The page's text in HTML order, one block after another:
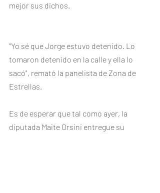
mejor sus dichos.
"Yo sé que Jorge estuvo detenido. Lo
tomaron detenido en la calle y ella lo
sacó", remató la panelista de Zona de
Estrellas.
Es de esperar que tal como ayer, la
diputada Maite Orsini entregue su